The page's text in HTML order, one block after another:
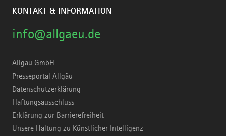
KONTAKT & INFORMATION
info@allgaeu.de
Allgäu GmbH
Presseportal Allgäu
Datenschutzerklärung
Haftungsausschluss
Erklärung zur Barrierefreiheit
Unsere Haltung zu Künstlicher Intelligenz